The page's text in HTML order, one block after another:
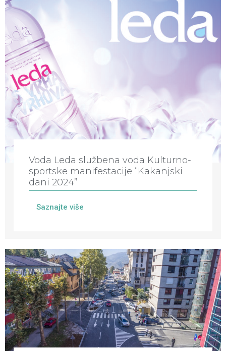
Voda Leda službena voda Kulturno-
sportske manifestacije “Kakanjski
dani 2024”
Saznajte više